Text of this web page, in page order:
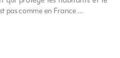
pas comme en France ...